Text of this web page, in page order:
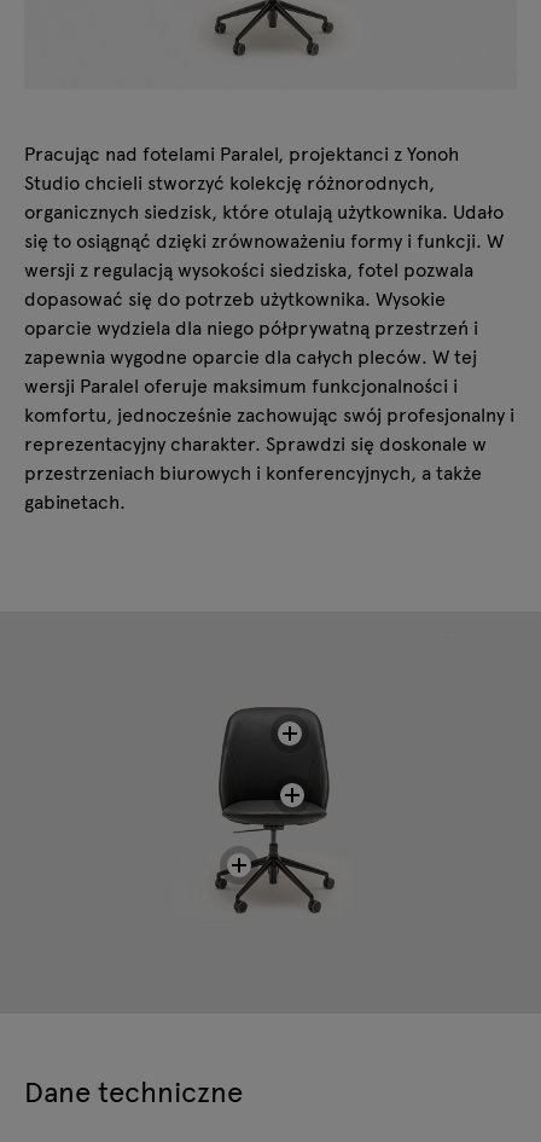
Pracując nad fotelami Paralel, projektanci z Yonoh
Studio chcieli stworzyć kolekcję różnorodnych,
organicznych siedzisk, które otulają użytkownika. Udało
się to osiągnąć dzięki zrównoważeniu formy i funkcji. W
wersji z regulacją wysokości siedziska, fotel pozwala
dopasować się do potrzeb użytkownika. Wysokie
oparcie wydziela dla niego półprywatną przestrzeń i
zapewnia wygodne oparcie dla całych pleców. W tej
wersji Paralel oferuje maksimum funkcjonalności i
komfortu, jednocześnie zachowując swój profesjonalny i
reprezentacyjny charakter. Sprawdzi się doskonale w
przestrzeniach biurowych i konferencyjnych, a także
gabinetach.
Dane techniczne